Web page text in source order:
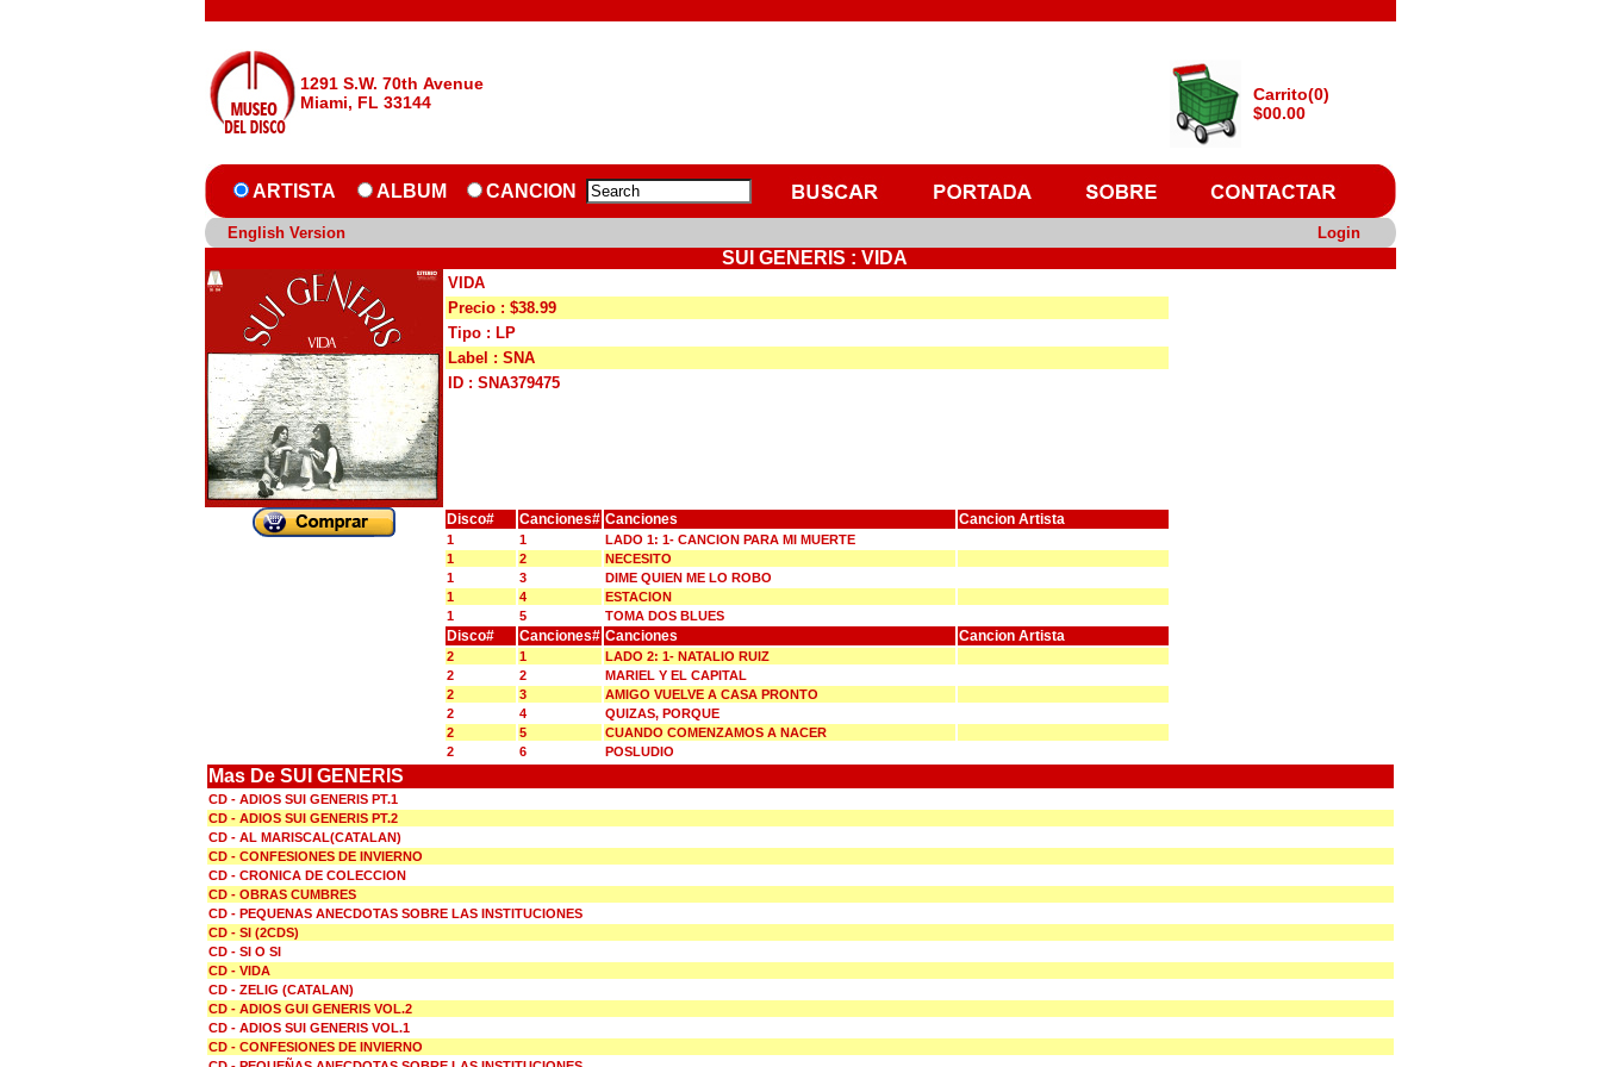
1291 S.W. 70th Avenue
Miami, FL 33144
Carrito(0)
$00.00
ARTISTA ALBUM CANCION
English Version Login
SUI GENERIS : VIDA
VIDA
Precio : $38.99
Tipo : LP
Label : SNA
ID : SNA379475
Disco# Canciones# Canciones Cancion Artista
1 1
LADO 1: 1- CANCION PARA MI MUERTE
1
2
NECESITO
1
3
DIME QUIEN ME LO ROBO
1
4
ESTACION
1
5 TOMA DOS BLUES
Disco# Canciones# Canciones Cancion Artista
2 1
LADO 2: 1- NATALIO RUIZ
2
2
MARIEL Y EL CAPITAL
2
3
AMIGO VUELVE A CASA PRONTO
2
4
QUIZAS, PORQUE
2
5
CUANDO COMENZAMOS A NACER
2
6 POSLUDIO
Mas De SUI GENERIS
CD - ADIOS SUI GENERIS PT.1
CD - ADIOS SUI GENERIS PT.2
CD - AL MARISCAL(CATALAN)
CD - CONFESIONES DE INVIERNO
CD - CRONICA DE COLECCION
CD - OBRAS CUMBRES
CD - PEQUENAS ANECDOTAS SOBRE LAS INSTITUCIONES
CD - SI (2CDS)
CD - SI O SI
CD - VIDA
CD - ZELIG (CATALAN)
CD - ADIOS GUI GENERIS VOL.2
CD - ADIOS SUI GENERIS VOL.1
CD - CONFESIONES DE INVIERNO